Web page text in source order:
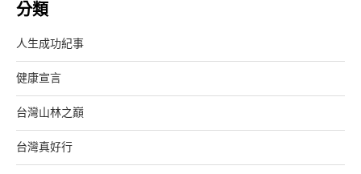
分類
人生成功紀事
健康宣言
台灣山林之巔
台灣真好行